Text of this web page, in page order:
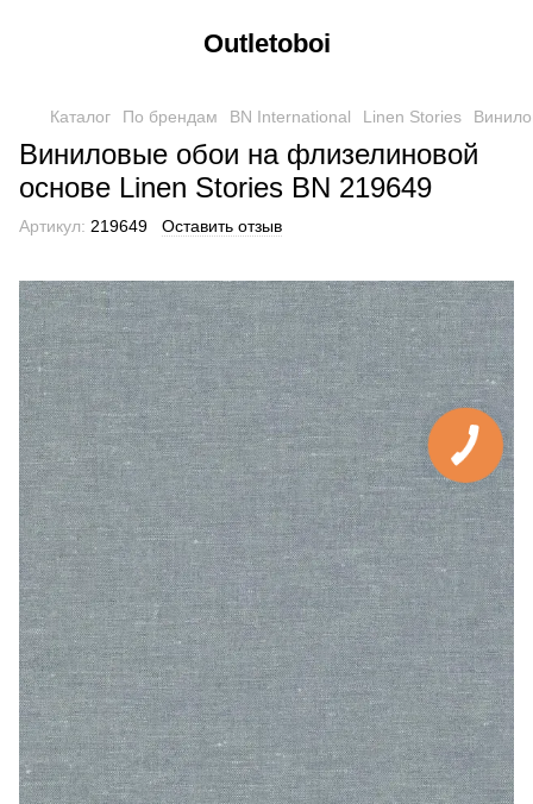
Outletoboi
Каталог По брендам BN International Linen Stories
Виниловые обои на флизелиновой
основе Linen Stories BN 219649
Артикул: 219649 Оставить отзыв